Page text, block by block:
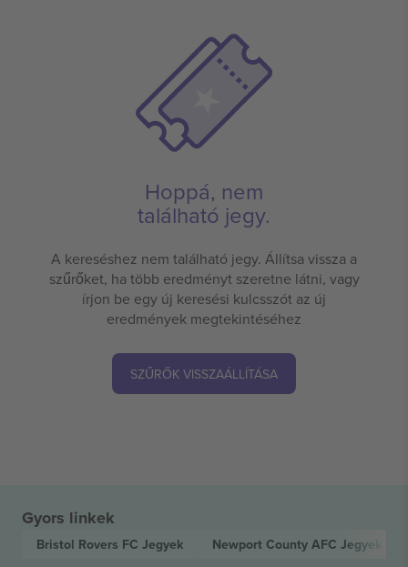
Hoppá, nem
található jegy.
A kereséshez nem található jegy. Állítsa vissza a
szűrőket, ha több eredményt szeretne látni, vagy
írjon be egy új keresési kulcsszót az új
eredmények megtekintéséhez
SZŰRŐK VISSZAÁLLÍTÁSA
Gyors linkek
Bristol Rovers FC Jegyek Newport County AFC Jegyek